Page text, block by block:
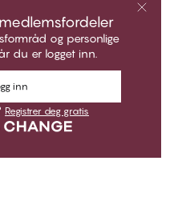
og personlige
du er logget inn.
inn
Registrer deg gratis